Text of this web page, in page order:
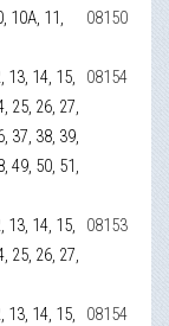
10А, 11,
08150
13, 14, 15,
25, 26, 27,
37, 38, 39,
49, 50, 51,
08154
13, 14, 15,
25, 26, 27,
08153
13, 14, 15,
08154